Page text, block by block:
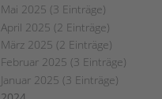
Mai 2025 (3 Einträge)
April 2025 (2 Einträge)
März 2025 (2 Einträge)
Februar 2025 (3 Einträge)
Januar 2025 (3 Einträge)